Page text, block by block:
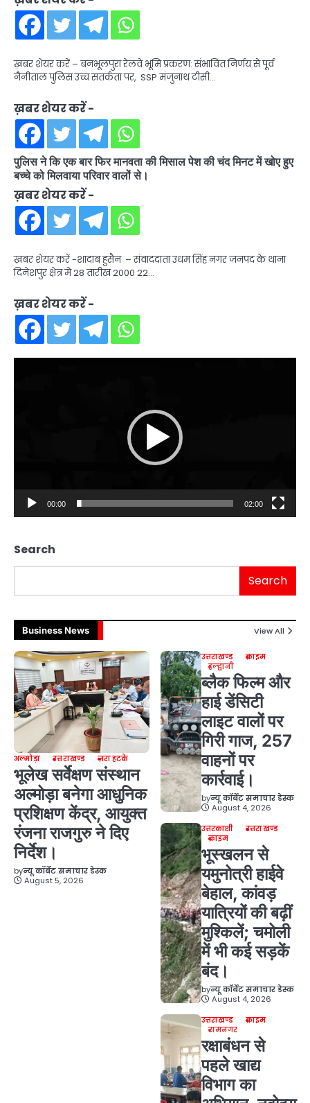
ख़बर शेयर करें – बनभूलपुरा रेलवे भूमि प्रकरण: संभावित निर्णय से पूर्व
नैनीताल पुलिस उच्च सतर्कता पर, SSP मंजुनाथ टीसी…
ख़बर शेयर करें -
पुलिस ने कि एक बार फिर मानवता की मिसाल पेश की चंद मिनट में खोए हुए
बच्चे को मिलवाया परिवार वालों से।
ख़बर शेयर करें -
ख़बर शेयर करें -शादाब हुसैन – संवाददाता उधम सिंह नगर जनपद के थाना
दिनेशपुर क्षेत्र में 28 तारीख 2000 22…
ख़बर शेयर करें -
00:00 02:00
Search
Search
Business News View All
अल्मोड़ा उत्तराखण्ड ज़रा हटके
भूलेख सर्वेक्षण संस्थान
अल्मोड़ा बनेगा आधुनिक
प्रशिक्षण केंद्र, आयुक्त
रंजना राजगुरु ने दिए
निर्देश।
byन्यू कॉर्बेट समाचार डेस्क
August 5, 2026
उत्तराखण्ड
क्राइम
हल्द्वानी
ब्लैक फिल्म और
हाई डेंसिटी
लाइट वालों पर
गिरी गाज, 257
वाहनों पर
कार्रवाई।
byन्यू कॉर्बेट समाचार डेस्क
August 4, 2026
उत्तरकाशी
उत्तराखण्ड
क्राइम
भूस्खलन से
यमुनोत्री हाईवे
बेहाल, कांवड़
यात्रियों की बढ़ीं
मुश्किलें; चमोली
में भी कई सड़कें
बंद।
byन्यू कॉर्बेट समाचार डेस्क
August 4, 2026
उत्तराखण्ड
क्राइम
रामनगर
रक्षाबंधन से
पहले खाद्य
विभाग का